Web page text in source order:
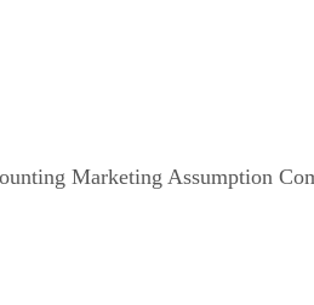
Marketing Assumption